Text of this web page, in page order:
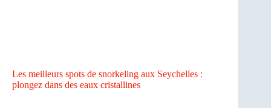
Les meilleurs spots de snorkeling aux Seychelles :
plongez dans des eaux cristallines